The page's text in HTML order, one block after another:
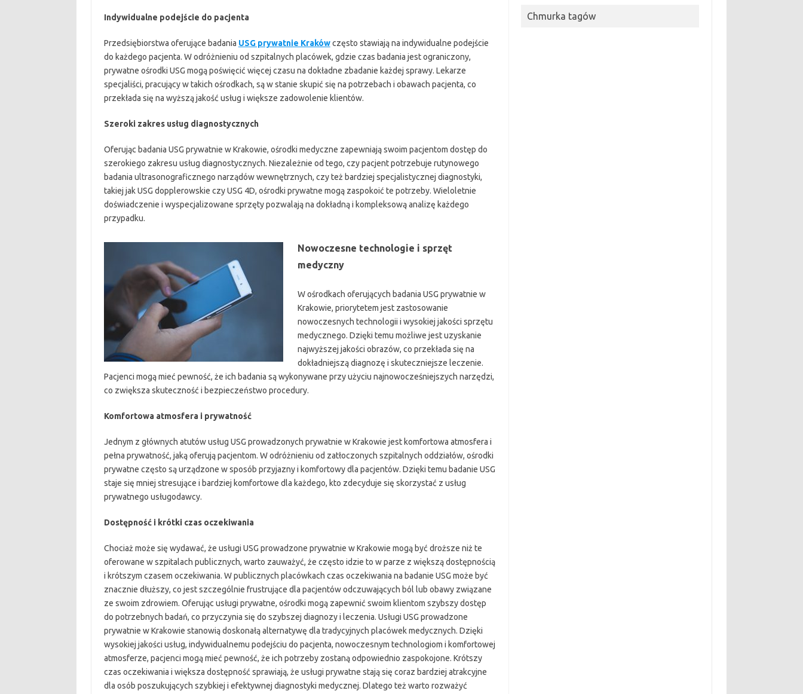
Indywidualne podejście do pacjenta
Przedsiębiorstwa oferujące badania USG prywatnie Krakówczęsto stawiają na indywidualne podejście
do każdego pacjenta. W odróżnieniu od szpitalnych placówek, gdzie czas badania jest ograniczony,
prywatne ośrodki USG mogą poświęcić więcej czasu na dokładne zbadanie każdej sprawy. Lekarze
specjaliści, pracujący w takich ośrodkach, są w stanie skupić się na potrzebach i obawach pacjenta, co
przekłada się na wyższą jakość usług i większe zadowolenie klientów.
Szeroki zakres usług diagnostycznych
Oferując badania USG prywatnie w Krakowie, ośrodki medyczne zapewniają swoim pacjentom dostęp do
szerokiego zakresu usług diagnostycznych. Niezależnie od tego, czy pacjent potrzebuje rutynowego
badania ultrasonograficznego narządów wewnętrznych, czy też bardziej specjalistycznej diagnostyki,
takiej jak USG dopplerowskie czy USG 4D, ośrodki prywatne mogą zaspokoić te potrzeby. Wieloletnie
doświadczenie i wyspecjalizowane sprzęty pozwalają na dokładną i kompleksową analizę każdego
przypadku.
Nowoczesne technologie i sprzęt
medyczny
W ośrodkach oferujących badania USG prywatnie w
Krakowie, priorytetem jest zastosowanie
nowoczesnych technologii i wysokiej jakości sprzętu
medycznego. Dzięki temu możliwe jest uzyskanie
najwyższej jakości obrazów, co przekłada się na
dokładniejszą diagnozę i skuteczniejsze leczenie.
Pacjenci mogą mieć pewność, że ich badania są wykonywane przy użyciu najnowocześniejszych narzędzi,
co zwiększa skuteczność i bezpieczeństwo procedury.
Komfortowa atmosfera i prywatność
Jednym z głównych atutów usług USG prowadzonych prywatnie w Krakowie jest komfortowa atmosfera i
pełna prywatność, jaką oferują pacjentom. W odróżnieniu od zatłoczonych szpitalnych oddziałów, ośrodki
prywatne często są urządzone w sposób przyjazny i komfortowy dla pacjentów. Dzięki temu badanie USG
staje się mniej stresujące i bardziej komfortowe dla każdego, kto zdecyduje się skorzystać z usług
prywatnego usługodawcy.
Dostępność i krótki czas oczekiwania
Chociaż może się wydawać, że usługi USG prowadzone prywatnie w Krakowie mogą być droższe niż te
oferowane w szpitalach publicznych, warto zauważyć, że często idzie to w parze z większą dostępnością
i krótszym czasem oczekiwania. W publicznych placówkach czas oczekiwania na badanie USG może być
znacznie dłuższy, co jest szczególnie frustrujące dla pacjentów odczuwających ból lub obawy związane
ze swoim zdrowiem. Oferując usługi prywatne, ośrodki mogą zapewnić swoim klientom szybszy dostęp
do potrzebnych badań, co przyczynia się do szybszej diagnozy i leczenia. Usługi USG prowadzone
prywatnie w Krakowie stanowią doskonałą alternatywę dla tradycyjnych placówek medycznych. Dzięki
wysokiej jakości usług, indywidualnemu podejściu do pacjenta, nowoczesnym technologiom i komfortowej
atmosferze, pacjenci mogą mieć pewność, że ich potrzeby zostaną odpowiednio zaspokojone. Krótszy
czas oczekiwania i większa dostępność sprawiają, że usługi prywatne stają się coraz bardziej atrakcyjne
dla osób poszukujących szybkiej i efektywnej diagnostyki medycznej. Dlatego też warto rozważyć
Chmurka tagów